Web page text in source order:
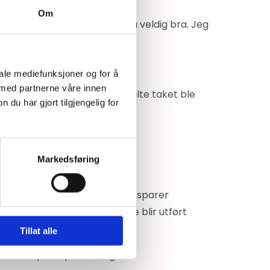
Om
mediefunksjoner og for å
partnerne våre innen
du har gjort tilgjengelig for
Markedsføring
Tillat alle
fulgte med fungerte også veldig bra. Jeg
og når vi samtidig malte taket ble
vasker jeg av senere. Jeg sparer
en såpass kjedelig oppgave blir utført
så mye tid på vaskingen.